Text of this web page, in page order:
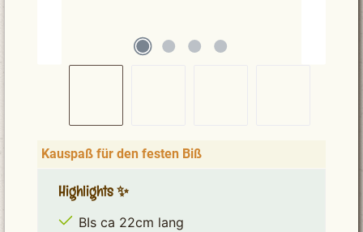
Kauspaß für den festen Biß
Highlights ✨
BIs ca 22cm lang